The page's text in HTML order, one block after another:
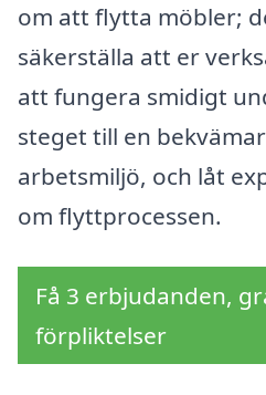
om att flytta möbler;
säkerställa att er
att fungera smidigt
steget till en
arbetsmiljö, och låt
om flyttprocessen.
Få 3 erbjudanden,
förpliktelser